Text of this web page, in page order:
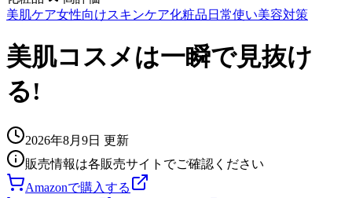
美肌ケア女性向けスキンケア化粧品 日常使い美容対策
美肌コスメは一瞬で見抜け
る!
2026年8月9日 更新
販売情報は各販売サイトでご確認ください
Amazonで購入する